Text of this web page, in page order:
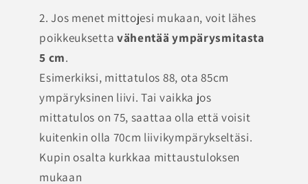
2. Jos menet mittojesi mukaan, voit lähes
poikkeuksetta vähentää ympärysmitasta
5 cm.
Esimerkiksi, mittatulos 88, ota 85cm
ympäryksinen liivi. Tai vaikka jos
mittatulos on 75, saattaa olla että voisit
kuitenkin olla 70cm liivikympärykseltäsi.
Kupin osalta kurkkaa mittaustuloksen
mukaan